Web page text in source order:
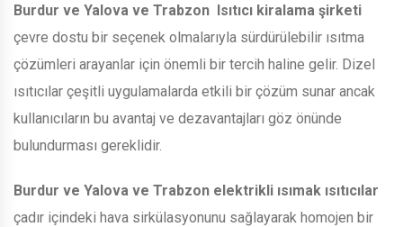
Burdur ve Yalova ve Trabzon Isıtıcı kiralama şirketi
çevre dostu bir seçenek olmalarıyla sürdürülebilir ısıtma
çözümleri arayanlar için önemli bir tercih haline gelir. Dizel
ısıtıcılar çeşitli uygulamalarda etkili bir çözüm sunar ancak
kullanıcıların bu avantaj ve dezavantajları göz önünde
bulundurması gereklidir.
Burdur ve Yalova ve Trabzon elektrikli ısımak ısıtıcılar
çadır içindeki hava sirkülasyonunu sağlayarak homojen bir